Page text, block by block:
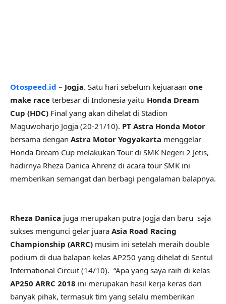
Otospeed.id – Jogja. Satu hari sebelum kejuaraan one
make race terbesar di Indonesia yaitu Honda Dream
Cup (HDC) Final yang akan dihelat di Stadion
Maguwoharjo Jogja (20-21/10). PT Astra Honda Motor
bersama dengan Astra Motor Yogyakarta menggelar
Honda Dream Cup melakukan Tour di SMK Negeri 2 Jetis,
hadirnya Rheza Danica Ahrenz di acara tour SMK ini
memberikan semangat dan berbagi pengalaman balapnya.
Rheza Danica juga merupakan putra Jogja dan baru saja
sukses mengunci gelar juara Asia Road Racing
Championship (ARRC) musim ini setelah meraih double
podium di dua balapan kelas AP250 yang dihelat di Sentul
International Circuit (14/10). “Apa yang saya raih di kelas
AP250 ARRC 2018 ini merupakan hasil kerja keras dari
banyak pihak, termasuk tim yang selalu memberikan